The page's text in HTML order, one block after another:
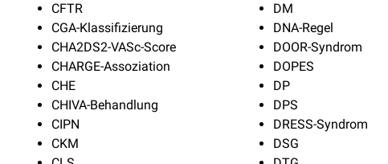
CFTR
CGA-Klassifizierung
CHA2DS2-VASc-Score
CHARGE-Assoziation
CHE
CHIVA-Behandlung
CIPN
CKM
DM
DNA-Regel
DOOR-Syndrom
DOPES
DP
DPS
DRESS-Syndrom
DSG